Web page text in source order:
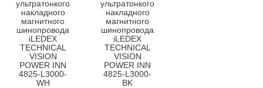
ультратонкого
накладного
магнитного
шинопровода
iLEDEX
TECHNICAL
VISION
POWER INN
4825-L3000-
WH
ультратонкого
накладного
магнитного
шинопровода
iLEDEX
TECHNICAL
VISION
POWER INN
4825-L3000-
BK